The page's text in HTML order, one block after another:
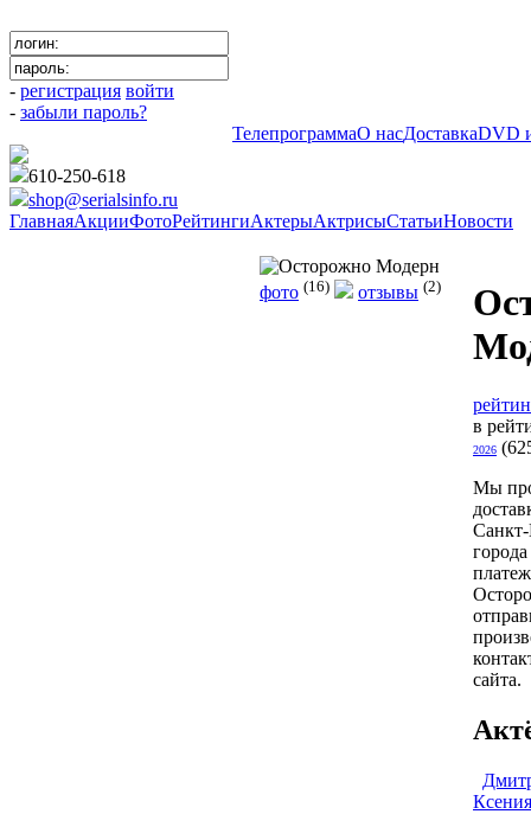
- регистрация войти
- забыли пароль?
ТелепрограммаО насДоставкаDVD
610-250-618
shop@serialsinfo.ru
ГлавнаяАкцииФотоРейтингиАктерыАктрисыСтатьиНовости
фото (16) отзывы (2)
в
2026
Мы
Санкт-
сайта.